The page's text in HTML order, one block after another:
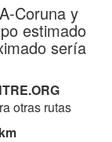
Coruna y
estimado
sería
otras rutas